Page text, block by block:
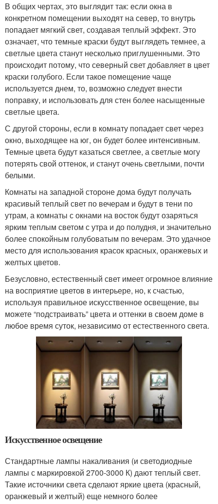
В общих чертах, это выглядит так: если окна в
конкретном помещении выходят на север, то внутрь
попадает мягкий свет, создавая теплый эффект. Это
означает, что темные краски будут выглядеть темнее, а
светлые цвета станут несколько приглушенными. Это
происходит потому, что северный свет добавляет в цвет
краски голубого. Если такое помещение чаще
используется днем, то, возможно следует внести
поправку, и использовать для стен более насыщенные
светлые цвета.
С другой стороны, если в комнату попадает свет через
окно, выходящее на юг, он будет более интенсивным.
Темные цвета будут казаться светлее, а светлые могу
потерять свой оттенок, и станут очень светлыми, почти
белыми.
Комнаты на западной стороне дома будут получать
красивый теплый свет по вечерам и будут в тени по
утрам, а комнаты с окнами на восток будут озаряться
ярким теплым светом с утра и до полудня, и значительно
более спокойным голубоватым по вечерам. Это удачное
место для использования красок красных, оранжевых и
желтых цветов.
Безусловно, естественный свет имеет огромное влияние
на восприятие цветов в интерьере, но, к счастью,
используя правильное искусственное освещение, вы
можете “подстраивать” цвета и оттенки в своем доме в
любое время суток, независимо от естественного света.
Искусственное освещение
Стандартные лампы накаливания (и светодиодные
лампы с маркировкой 2700-3000 К) дают теплый свет.
Такие источники света сделают яркие цвета (красный,
оранжевый и желтый) еще немного более